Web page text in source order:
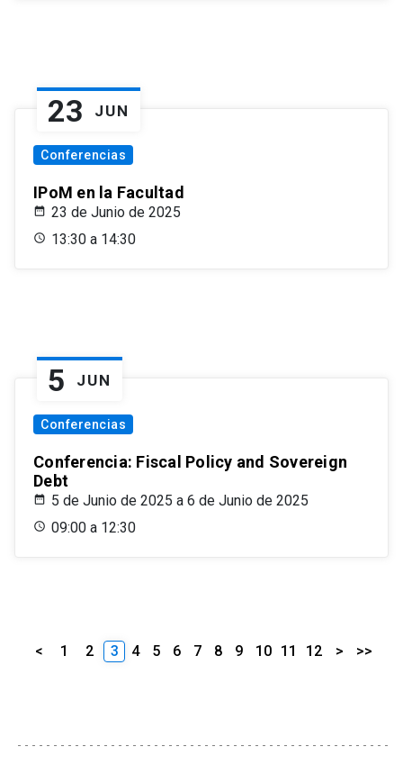
23 JUN
Conferencias
IPoM en la Facultad
23 de Junio de 2025
13:30 a 14:30
5 JUN
Conferencias
Conferencia: Fiscal Policy and Sovereign
Debt
5 de Junio de 2025 a 6 de Junio de 2025
09:00 a 12:30
< 1 2 3 4 5 6 7 8 9 10 11 12 > >>